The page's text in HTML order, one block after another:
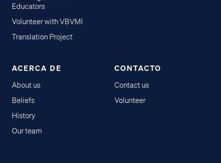
Educators
Volunteer with VBVMI
Translation Project
ACERCA DE
About us
Beliefs
History
Our team
CONTACTO
Contact us
Volunteer